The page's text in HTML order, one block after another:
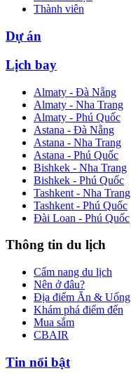
Thành viên
Dự án
Lịch bay
Almaty - Đà Nẵng
Almaty - Nha Trang
Almaty - Phú Quốc
Astana - Đà Nẵng
Astana - Nha Trang
Astana - Phú Quốc
Bishkek - Nha Trang
Bishkek - Phú Quốc
Tashkent - Nha Trang
Tashkent - Phú Quốc
Đài Loan - Phú Quốc
Thông tin du lịch
Cẩm nang du lịch
Nên ở đâu?
Địa điểm Ăn & Uống
Khám phá điểm đến
Mua sắm
CBAIR
Tin nổi bật